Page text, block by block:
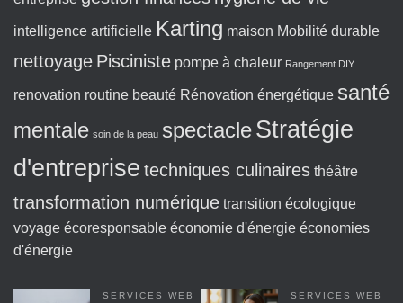
intelligence artificielle Karting maison Mobilité durable
nettoyage Pisciniste pompe à chaleur Rangement DIY
renovation routine beauté Rénovation énergétique santé
mentale soin de la peau spectacleStratégie
d'entreprise techniques culinaires théâtre
transformation numérique transition écologique
voyage écoresponsable économie d'énergie économies
d'énergie
SERVICES WEB SERVICES WEB